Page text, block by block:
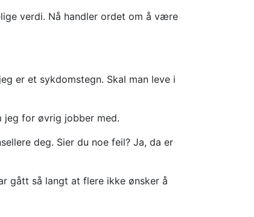
verdi. Nå handler ordet om å være
er et sykdomstegn. Skal man leve i
for øvrig jobber med.
deg. Sier du noe feil? Ja, da er
gått så langt at flere ikke ønsker å